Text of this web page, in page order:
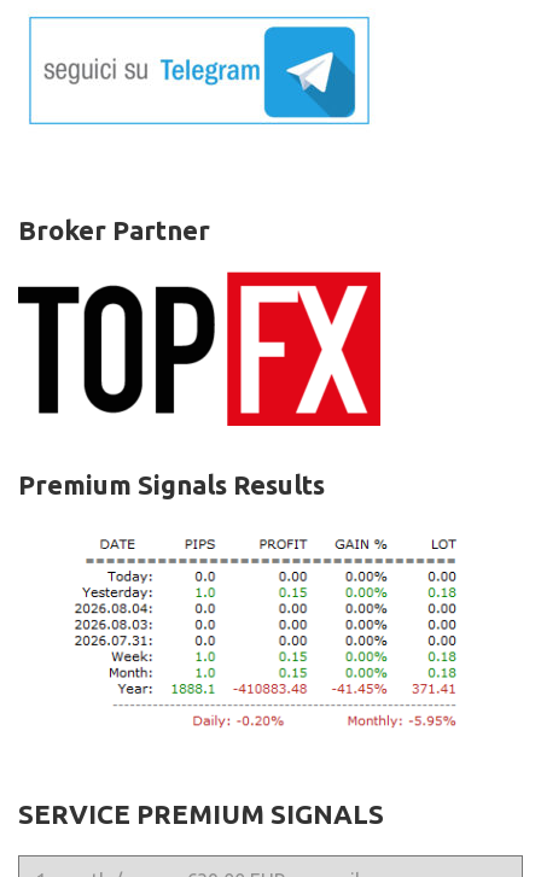
Broker Partner
Premium Signals Results
SERVICE PREMIUM SIGNALS